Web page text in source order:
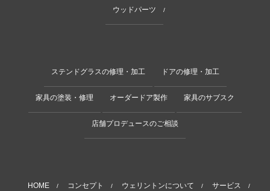
ウッドパーツ /
ステンドグラスの修理・加工 ドアの修理・加工
家具の塗装・修理 オーダードア製作 家具のサブスク
店舗プロデュースのご相談
HOME / コンセプト / ウェリントンについて / サービス /